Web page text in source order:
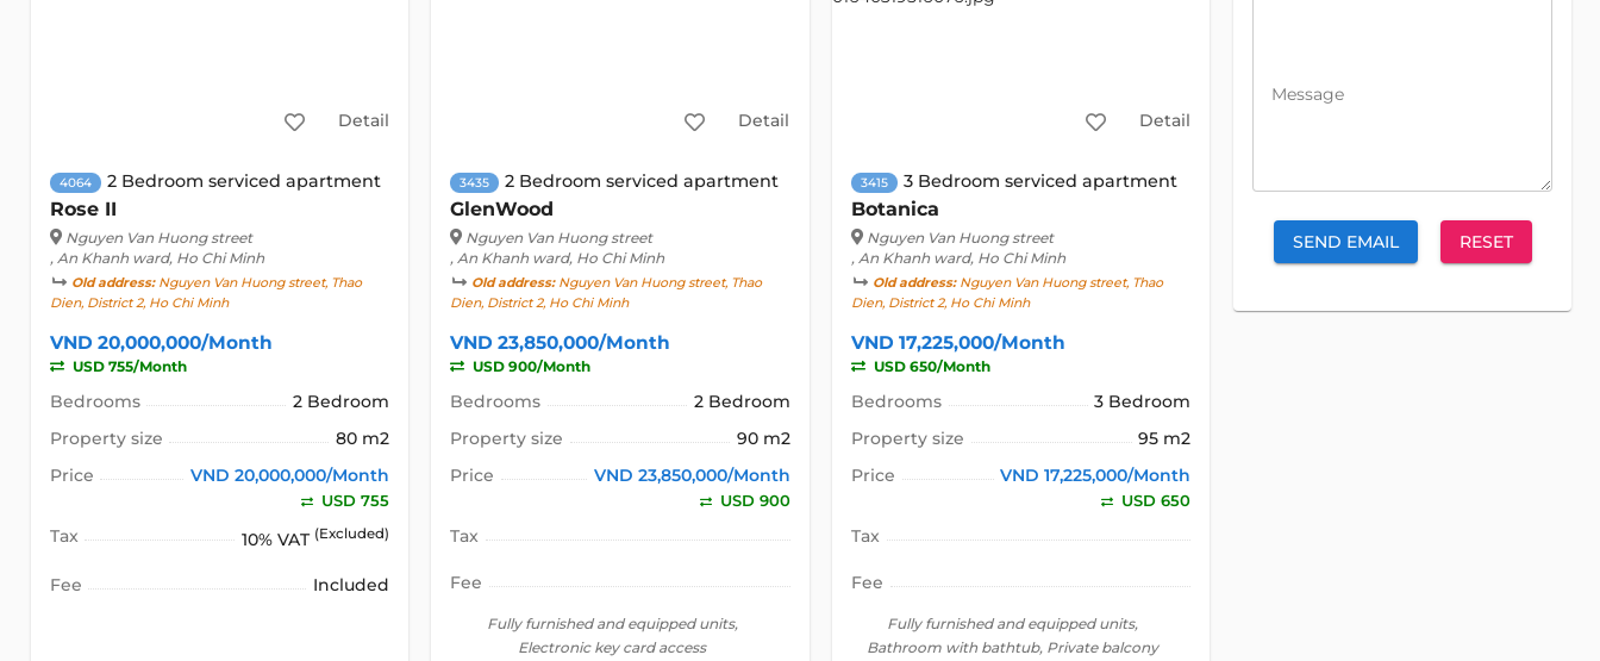
Detail
4064 2 Bedroom serviced apartment
Rose II
Nguyen Van Huong street
, An Khanh ward, Ho Chi Minh
Old address:Nguyen Van Huong street, Thao
Dien, District 2, Ho Chi Minh
VND 20,000,000/Month
USD 755/Month
Bedrooms
2 Bedroom
Property size
80 m2
Price
VND 20,000,000/Month
USD 755
Tax 10% VAT (Excluded)
Fee Included
Detail
3435 2 Bedroom serviced apartment
GlenWood
Nguyen Van Huong street
, An Khanh ward, Ho Chi Minh
Old address:Nguyen Van Huong street, Thao
Dien, District 2, Ho Chi Minh
VND 23,850,000/Month
USD 900/Month
Bedrooms
2 Bedroom
Property size
90 m2
Price
VND 23,850,000/Month
USD 900
Tax
Fee
Fully furnished and equipped units,
Electronic key card access
Detail
3415 3 Bedroom serviced apartment
Botanica
Nguyen Van Huong street
, An Khanh ward, Ho Chi Minh
Old address:Nguyen Van Huong street, Thao
Dien, District 2, Ho Chi Minh
VND 17,225,000/Month
USD 650/Month
Bedrooms
3 Bedroom
Property size
95 m2
Price
VND 17,225,000/Month
USD 650
Tax
Fee
Fully furnished and equipped units,
Bathroom with bathtub, Private balcony
Message
SEND EMAIL RESET